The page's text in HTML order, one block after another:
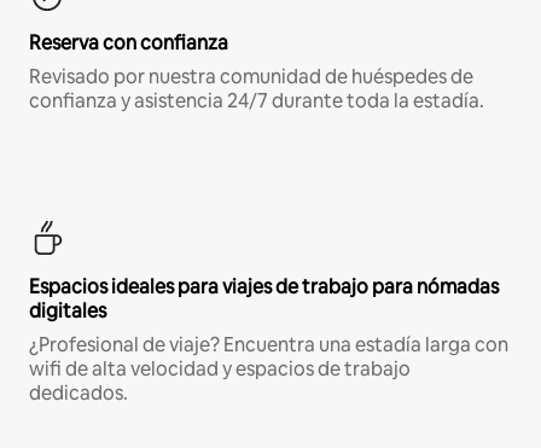
Reserva con confianza
Revisado por nuestra comunidad de huéspedes de
confianza y asistencia 24/7 durante toda la estadía.
Espacios ideales para viajes de trabajo para nómadas
digitales
¿Profesional de viaje? Encuentra una estadía larga con
wifi de alta velocidad y espacios de trabajo
dedicados.